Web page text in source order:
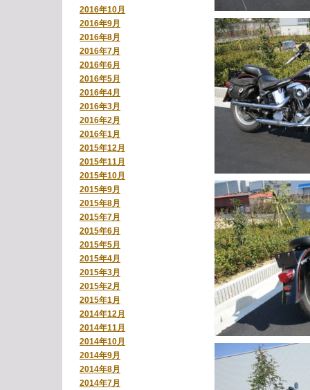
2016年10月
2016年9月
2016年8月
2016年7月
2016年6月
2016年5月
2016年4月
2016年3月
2016年2月
2016年1月
2015年12月
2015年11月
2015年10月
2015年9月
2015年8月
2015年7月
2015年6月
2015年5月
2015年4月
2015年3月
2015年2月
2015年1月
2014年12月
2014年11月
2014年10月
2014年9月
2014年8月
2014年7月